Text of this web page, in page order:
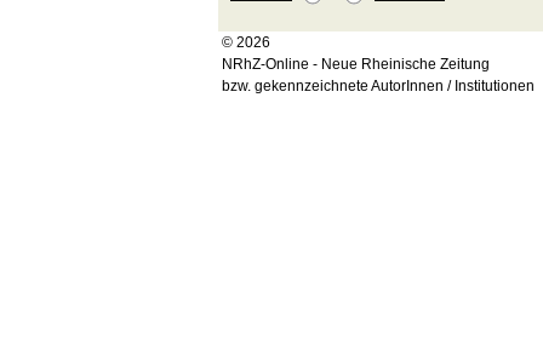
© 2026
NRhZ-Online - Neue Rheinische Zeitung
bzw. gekennzeichnete AutorInnen / Institutionen